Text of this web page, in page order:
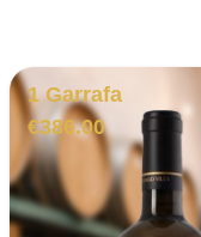
1 Garrafa
€386.00